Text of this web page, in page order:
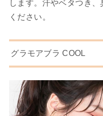
します。汗やベタつき
ください。
グラモアブラ COOL